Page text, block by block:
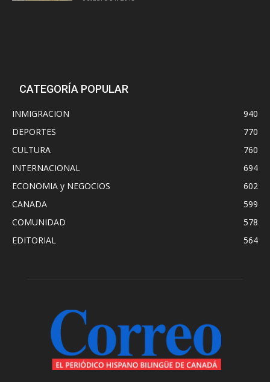
CATEGORÍA POPULAR
INMIGRACION
940
DEPORTES
770
CULTURA
760
INTERNACIONAL
694
ECONOMIA y NEGOCIOS
602
CANADA
599
COMUNIDAD
578
EDITORIAL
564